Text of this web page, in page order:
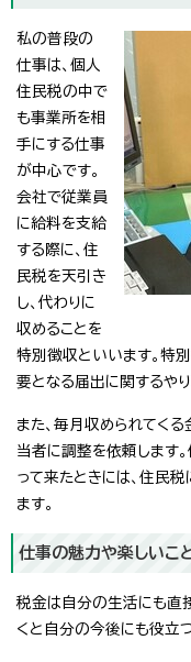
私の普段の
仕事は、個人
住民税の中で
も事業所を相
手にする仕事
が中心です。
会社で従業員
に給料を支給
する際に、住
民税を天引き
し、代わりに
収めることを
特別徴収といいます。特
要となる届出に関するやり
また、毎月収められてく
当者に調整を依頼します
って来たときには、住民
ます。
仕事の魅力や楽しいこ
税金は自分の生活にも直
くと自分の今後にも役立